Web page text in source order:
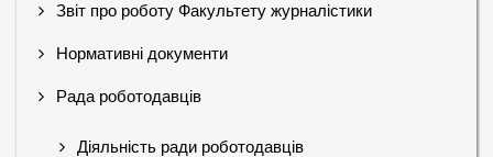
Звіт про роботу Факультету журналістики
Нормативні документи
Рада роботодавців
Діяльність ради роботодавців